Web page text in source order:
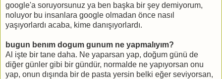
google'a soruyorsunuz ya ben başka bir şey demiyorum,
noluyor bu insanlara google olmadan önce nasıl
yaşıyorlardı acaba, kime danışıyorlardı.
bugun benım dogum gunum ne yapmalıyım?
Al işte bir tane daha. Ne yaparsan yap, doğum günü de
diğer günler gibi bir gündür, normalde ne yapıyorsan onu
yap, onun dışında bir de pasta yersin belki eğer seviyorsan,